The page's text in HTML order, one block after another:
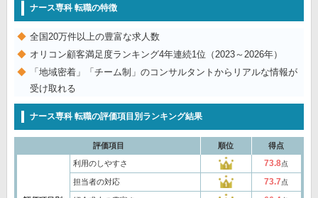
ナース専科 転職の特徴
全国20万件以上の豊富な求人数
オリコン顧客満足度ランキング4年連続1位（2023～2026年）
「地域密着」「チーム制」のコンサルタントからリアルな情報が
受け取れる
ナース専科 転職の評価項目別ランキング結果
評価項目 順位 得点
利用のしやすさ 73.8点
担当者の対応 73.7点